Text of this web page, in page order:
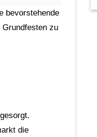
bevorstehende
zu
die